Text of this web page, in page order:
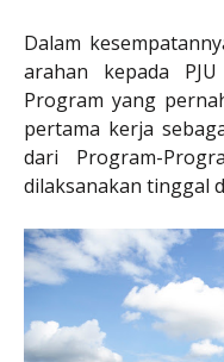
Dalam
arahan kepada
Program yang
pertama kerja
dari Program-
dilaksanakan tinggal